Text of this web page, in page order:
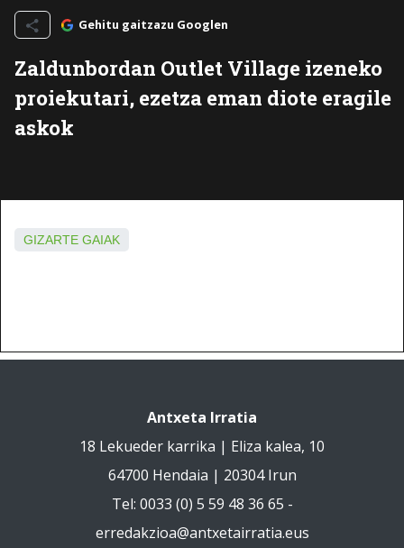
Gehitu gaitzazu Googlen
Zaldunbordan Outlet Village izeneko
proiekutari, ezetza eman diote eragile
askok
GIZARTE GAIAK
Antxeta Irratia
18 Lekueder karrika | Eliza kalea, 10
64700 Hendaia | 20304 Irun
Tel: 0033 (0) 5 59 48 36 65 -
erredakzioa@antxetairratia.eus